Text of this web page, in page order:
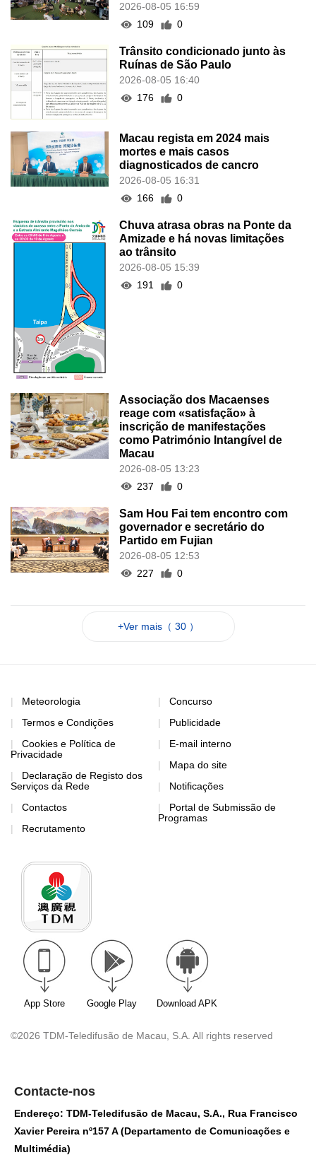
2026-08-05 16:59
109
0
Trânsito condicionado junto às
Ruínas de São Paulo
2026-08-05 16:40
176
0
Macau regista em 2024 mais
mortes e mais casos
diagnosticados de cancro
2026-08-05 16:31
166
0
Chuva atrasa obras na Ponte da
Amizade e há novas limitações
ao trânsito
2026-08-05 15:39
191
0
Associação dos Macaenses
reage com «satisfação» à
inscrição de manifestações
como Património Intangível de
Macau
2026-08-05 13:23
237
0
Sam Hou Fai tem encontro com
governador e secretário do
Partido em Fujian
2026-08-05 12:53
227
0
+Ver mais（ 30 ）
Meteorologia
Termos e Condições
Cookies e Política de
Privacidade
Declaração de Registo dos
Serviços da Rede
Contactos
Recrutamento
Concurso
Publicidade
E-mail interno
Mapa do site
Notificações
Portal de Submissão de
Programas
App Store Google Play Download APK
©2026 TDM-Teledifusão de Macau, S.A. All rights reserved
Contacte-nos
Endereço: TDM-Teledifusão de Macau, S.A., Rua Francisco
Xavier Pereira nº157 A (Departamento de Comunicações e
Multimédia)